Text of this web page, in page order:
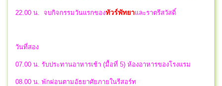
22.00 น. จบกิจกรรมวันแรกของทัวร์พัทยาและราตรีสวัสดิ์
วันที่สอง
07.00 น. รับประทานอาหารเช้า (มื้อที่ 5) ห้องอาหารของโรงแรม
08.00 น. พักผ่อนตามอัธยาศัยภายในรีสอร์ท